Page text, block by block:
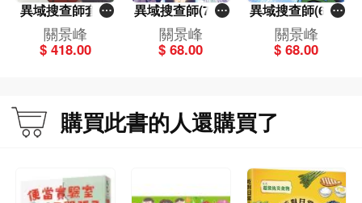
異域搜查師套裝
（一套7冊）
關景峰
$ 418.00
異域搜查師(7)曼
城擒魔
關景峰
$ 68.00
異域搜查師(6)長
空鷹舞
關景峰
$ 68.00
購買此書的人還購買了